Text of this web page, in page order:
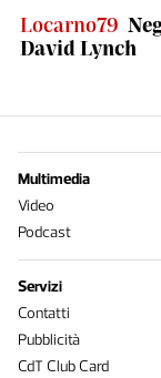
Locarno79
David Lynch
Multimedia
Video
Podcast
Servizi
Contatti
Pubblicità
CdT Club Card